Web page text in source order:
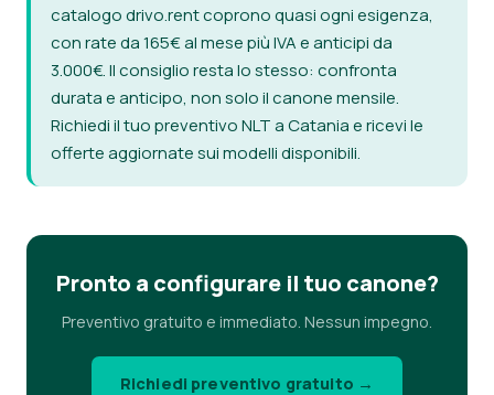
catalogo drivo.rent coprono quasi ogni esigenza,
con rate da 165€ al mese più IVA e anticipi da
3.000€. Il consiglio resta lo stesso: confronta
durata e anticipo, non solo il canone mensile.
Richiedi il tuo preventivo NLT a Cataniae ricevi le
offerte aggiornate sui modelli disponibili.
Pronto a configurare il tuo canone?
Preventivo gratuito e immediato. Nessun impegno.
Richiedi preventivo gratuito →